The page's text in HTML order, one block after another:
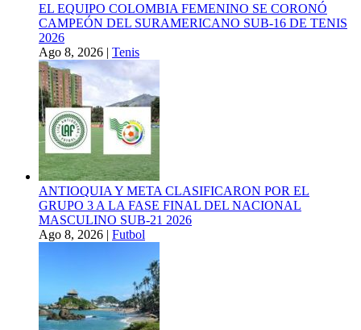
EL EQUIPO COLOMBIA FEMENINO SE CORONÓ
CAMPEÓN DEL SURAMERICANO SUB-16 DE TENIS
2026
Ago 8, 2026 | Tenis
ANTIOQUIA Y META CLASIFICARON POR EL
GRUPO 3 A LA FASE FINAL DEL NACIONAL
MASCULINO SUB-21 2026
Ago 8, 2026 | Futbol